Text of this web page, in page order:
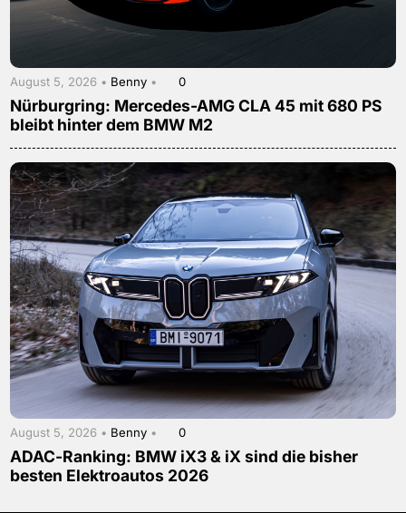
August 5, 2026 • Benny • 0
Nürburgring: Mercedes-AMG CLA 45 mit 680 PS
bleibt hinter dem BMW M2
August 5, 2026 • Benny • 0
ADAC-Ranking: BMW iX3 & iX sind die bisher
besten Elektroautos 2026